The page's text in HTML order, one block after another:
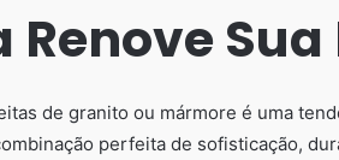
Renove Sua
de granito ou mármore é uma
perfeita de sofisticação,